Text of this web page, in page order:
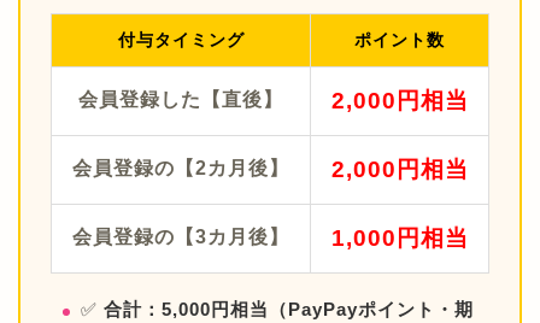
付与タイミング ポイント数
会員登録した【直後】 2,000円相当
会員登録の【2カ月後】 2,000円相当
会員登録の【3カ月後】 1,000円相当
✅ 合計：5,000円相当（PayPayポイント・期